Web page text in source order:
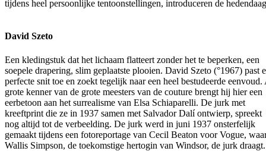
tijdens heel persoonlijke tentoonstellingen, introduceren de
David Szeto
Een kledingstuk dat het lichaam flatteert zonder het te beperken, een
soepele drapering, slim geplaatste plooien. David Szeto (°1967) past
perfecte snit toe en zoekt tegelijk naar een heel bestudeerde eenvoud.
grote kenner van de grote meesters van de couture brengt hij hier een
eerbetoon aan het surrealisme van Elsa Schiaparelli. De jurk met
kreeftprint die ze in 1937 samen met Salvador Dalí ontwierp, spreekt
nog altijd tot de verbeelding. De jurk werd in juni 1937 onsterfelijk
gemaakt tijdens een fotoreportage van Cecil Beaton voor Vogue,
Wallis Simpson, de toekomstige hertogin van Windsor, de jurk draagt.